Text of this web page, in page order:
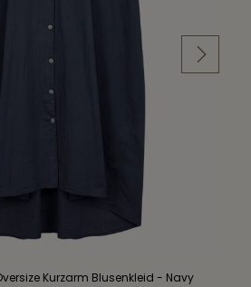
Kurzarm Blusenkleid - Navy